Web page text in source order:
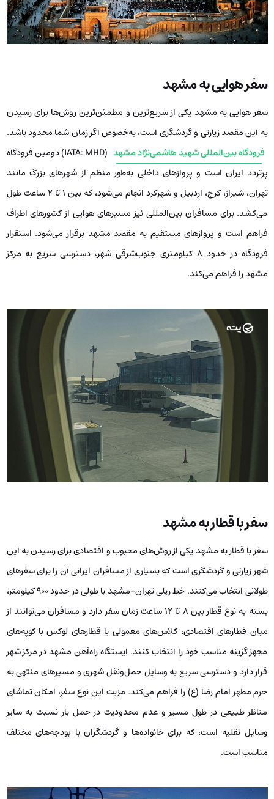
سفر هوایی به مشهد
سفر هوایی به مشهد یکی از سریع‌ترین و مطمئن‌ترین روش‌ها برای رسیدن
به این مقصد زیارتی و گردشگری است، به‌خصوص اگر زمان شما محدود باشد.
فرودگاه بین‌المللی شهید هاشمی‌نژاد مشهد
(IATA: MHD) دومین فرودگاه
پرتردد ایران است و پروازهای داخلی به‌طور منظم از شهرهای بزرگ مانند
تهران، شیراز، کرج، اردبیل و شهرکرد انجام می‌شود، که بین ۱ تا ۲ ساعت طول
می‌کشد. برای مسافران بین‌المللی نیز مسیرهای هوایی از کشورهای اطراف
فراهم است و پروازهای مستقیم به مقصد مشهد برقرار می‌شود. استقرار
فرودگاه در حدود ۸ کیلومتری جنوب‌شرقی شهر، دسترسی سریع به مرکز
مشهد را فراهم می‌کند.
سفر با قطار به مشهد
سفر با قطار به مشهد یکی از روش‌های محبوب و اقتصادی برای رسیدن به این
شهر زیارتی و گردشگری است که بسیاری از مسافران ایرانی آن را برای سفرهای
طولانی انتخاب می‌کنند. خط ریلی تهران-مشهد با طولی در حدود ۹۰۰ کیلومتر،
بسته به نوع قطار بین ۸ تا ۱۲ ساعت زمان سفر دارد و مسافران می‌توانند از
میان قطارهای اقتصادی، کلاس‌های معمولی یا قطارهای لوکس با کوپه‌های
مجهز گزینه مناسب خود را انتخاب کنند. ایستگاه راه‌آهن مشهد در مرکز شهر
قرار دارد و دسترسی سریع به وسایل حمل‌ونقل شهری و مسیرهای منتهی به
حرم مطهر امام رضا (ع) را فراهم می‌کند. مزیت این نوع سفر، امکان تماشای
مناظر طبیعی در طول مسیر و عدم محدودیت در حمل بار نسبت به سایر
وسایل نقلیه است، که برای خانواده‌ها و گردشگران با بودجه‌های مختلف
مناسب است.